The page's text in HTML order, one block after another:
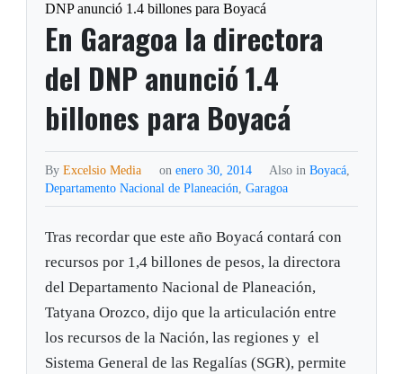
DNP anunció 1.4 billones para Boyacá
En Garagoa la directora
del DNP anunció 1.4
billones para Boyacá
ByExcelsio Media on enero 30, 2014 Also in Boyacá,
Departamento Nacional de Planeación,Garagoa
Tras recordar que este año Boyacá contará con
recursos por 1,4 billones de pesos, la directora
del Departamento Nacional de Planeación,
Tatyana Orozco, dijo que la articulación entre
los recursos de la Nación, las regiones y el
Sistema General de las Regalías (SGR), permite